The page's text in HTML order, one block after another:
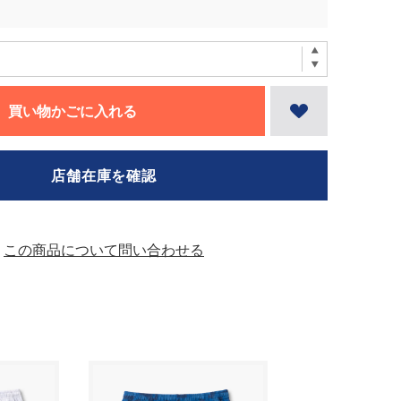
買い物かごに入れる
この商品について問い合わせる
店舗在庫を確認